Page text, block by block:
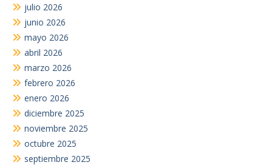
julio 2026
junio 2026
mayo 2026
abril 2026
marzo 2026
febrero 2026
enero 2026
diciembre 2025
noviembre 2025
octubre 2025
septiembre 2025